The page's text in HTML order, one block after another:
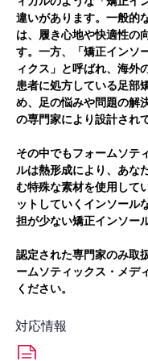
違いがあります。一般的
は、履き心地や快適性の
す。一方、「矯正インソ
ィクス」と呼ばれ、海外
患者に処方している足部
め、足の悩みや問題の解
の専門家により設計され
その中でもフォームソテ
ルは熱形成により、あな
む特殊な素材を使用して
ットしていくインソール
担が少ない矯正インソー
認定された専門家のみ取
ームソティックス・メデ
ください。
対応情報